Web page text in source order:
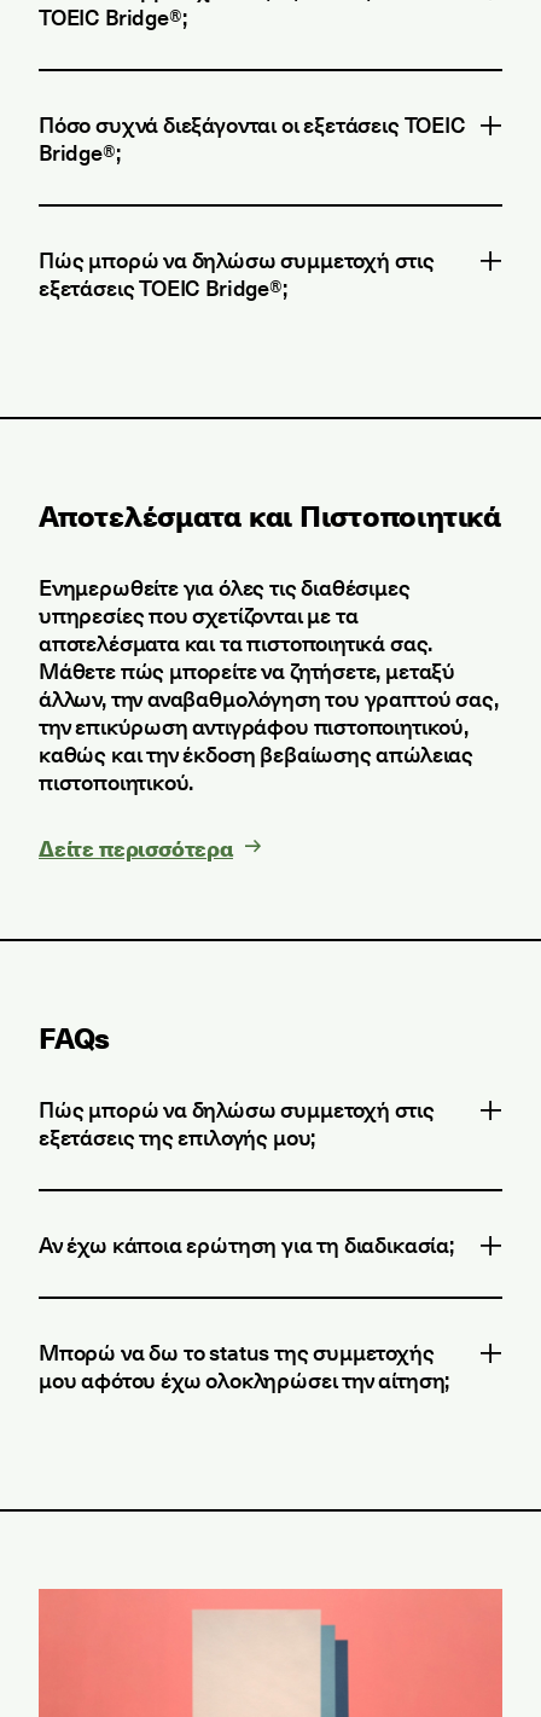
TOEIC Bridge®;
Πόσο συχνά διεξάγονται οι εξετάσεις TOEIC
Bridge®;
Πώς μπορώ να δηλώσω συμμετοχή στις
εξετάσεις TOEIC Bridge®;
Αποτελέσματα και Πιστοποιητικά
Ενημερωθείτε για όλες τις διαθέσιμες
υπηρεσίες που σχετίζονται με τα
αποτελέσματα και τα πιστοποιητικά σας.
Μάθετε πώς μπορείτε να ζητήσετε, μεταξύ
άλλων, την αναβαθμολόγηση του γραπτού σας,
την επικύρωση αντιγράφου πιστοποιητικού,
καθώς και την έκδοση βεβαίωσης απώλειας
πιστοποιητικού.
Δείτε περισσότερα
FAQs
Πώς μπορώ να δηλώσω συμμετοχή στις
εξετάσεις της επιλογής μου;
Αν έχω κάποια ερώτηση για τη διαδικασία;
Μπορώ να δω το status της συμμετοχής
μου αφότου έχω ολοκληρώσει την αίτηση;